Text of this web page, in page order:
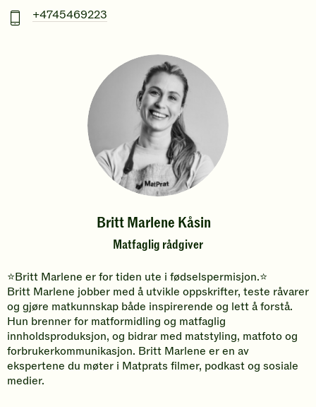
Mobiltelefonnummer
+4745469223
Britt Marlene Kåsin
Matfaglig rådgiver
⭐Britt Marlene er for tiden ute i fødselspermisjon.⭐
Britt Marlene jobber med å utvikle oppskrifter, teste råvarer
og gjøre matkunnskap både inspirerende og lett å forstå.
Hun brenner for matformidling og matfaglig
innholdsproduksjon, og bidrar med matstyling, matfoto og
forbrukerkommunikasjon. Britt Marlene er en av
ekspertene du møter i Matprats filmer, podkast og sosiale
medier.